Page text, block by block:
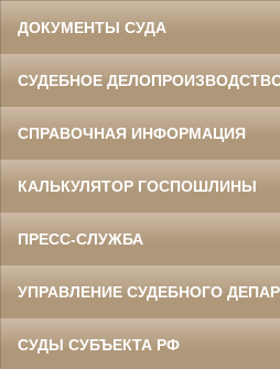
ДОКУМЕНТЫ СУДА
СУДЕБНОЕ
СПРАВОЧНАЯ ИНФОРМАЦИЯ
КАЛЬКУЛЯТОР ГОСПОШЛИНЫ
ПРЕСС-СЛУЖБА
УПРАВЛЕНИЕ СУДЕБНОГО
СУДЫ СУБЪЕКТА РФ